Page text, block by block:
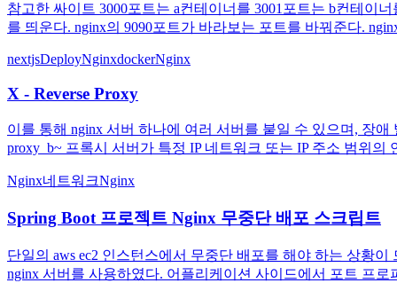
참고한 싸이트 3000포트는 a컨테이너를 3001포트는 b컨테이
를 띄운다. nginx의 9090포트가 바라보는 포트를 바꿔준다.
nextjsDeployNginxdockerNginx
X - Reverse Proxy
이를 통해 nginx 서버 하나에 여러 서버를 붙일 수 있으며, 장
proxy_b~ 프록시 서버가 특정 IP 네트워크 또는 IP 주소 범위의
Nginx네트워크Nginx
Spring Boot 프로젝트 Nginx 무중단 배포 스크립트
단일의 aws ec2 인스턴스에서 무중단 배포를 해야 하는 상황
nginx 서버를 사용하였다. 어플리케이션 사이드에서 포트 프